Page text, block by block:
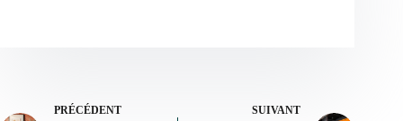
PRÉCÉDENT SUIVANT